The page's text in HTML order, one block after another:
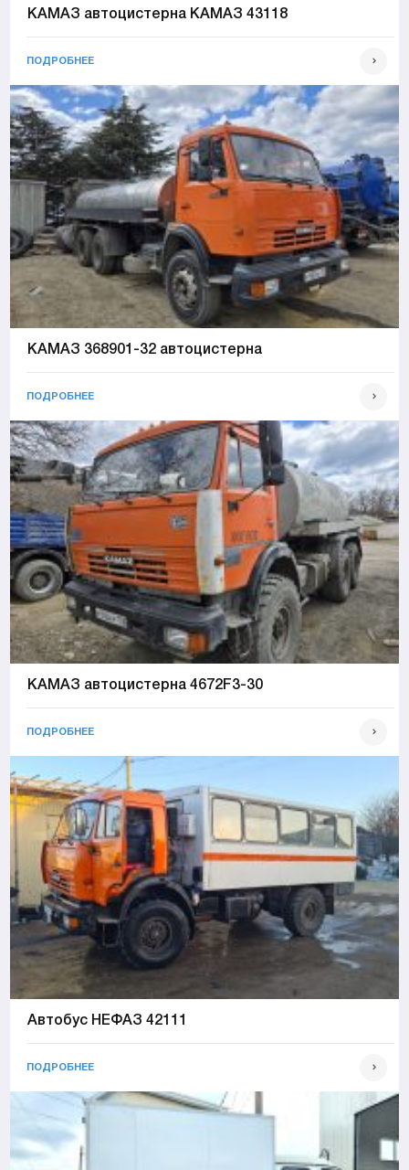
КАМАЗ автоцистерна КАМАЗ 43118
ПОДРОБНЕЕ
КАМАЗ 368901-32 автоцистерна
ПОДРОБНЕЕ
КАМАЗ автоцистерна 4672F3-30
ПОДРОБНЕЕ
Автобус НЕФАЗ 42111
ПОДРОБНЕЕ